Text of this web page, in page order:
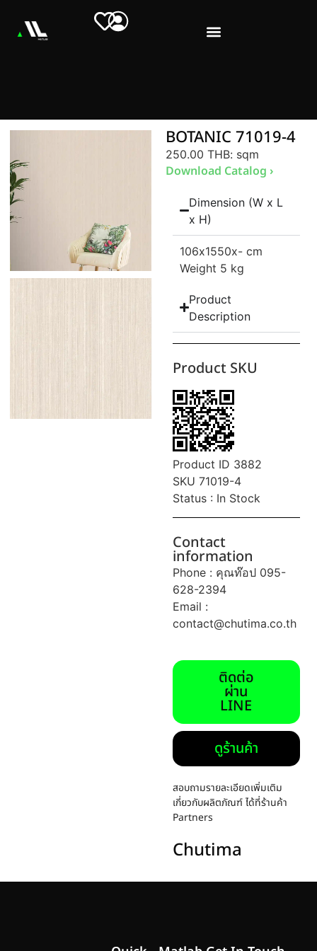
BOTANIC 71019-4
250.00 THB: sqm
Download Catalog ›
Dimension (W x L
x H)
106x1550x- cm
Weight 5 kg
Product
Description
Product SKU
Product ID 3882
SKU 71019-4
Status : In Stock
Contact
information
Phone : คุณท๊อป 095-
628-2394
Email :
contact@chutima.co.th
ติดต่อ
ผ่าน
LINE
ดูร้านค้า
สอบถามรายละเอียดเพิ่มเติม
เกี่ยวกับผลิตภัณฑ์ ได้ที่ร้านค้า
Partners
Chutima